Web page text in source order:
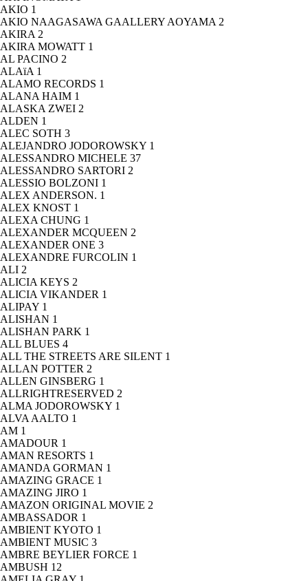
AKIO 1
AKIO NAAGASAWA GAALLERY AOYAMA 2
AKIRA 2
AKIRA MOWATT 1
AL PACINO 2
ALAïA 1
ALAMO RECORDS 1
ALANA HAIM 1
ALASKA ZWEI 2
ALDEN 1
ALEC SOTH 3
ALEJANDRO JODOROWSKY 1
ALESSANDRO MICHELE 37
ALESSANDRO SARTORI 2
ALESSIO BOLZONI 1
ALEX ANDERSON. 1
ALEX KNOST 1
ALEXA CHUNG 1
ALEXANDER MCQUEEN 2
ALEXANDER ONE 3
ALEXANDRE FURCOLIN 1
ALI 2
ALICIA KEYS 2
ALICIA VIKANDER 1
ALIPAY 1
ALISHAN 1
ALISHAN PARK 1
ALL BLUES 4
ALL THE STREETS ARE SILENT 1
ALLAN POTTER 2
ALLEN GINSBERG 1
ALLRIGHTRESERVED 2
ALMA JODOROWSKY 1
ALVA AALTO 1
AM 1
AMADOUR 1
AMAN RESORTS 1
AMANDA GORMAN 1
AMAZING GRACE 1
AMAZING JIRO 1
AMAZON ORIGINAL MOVIE 2
AMBASSADOR 1
AMBIENT KYOTO 1
AMBIENT MUSIC 3
AMBRE BEYLIER FORCE 1
AMBUSH 12